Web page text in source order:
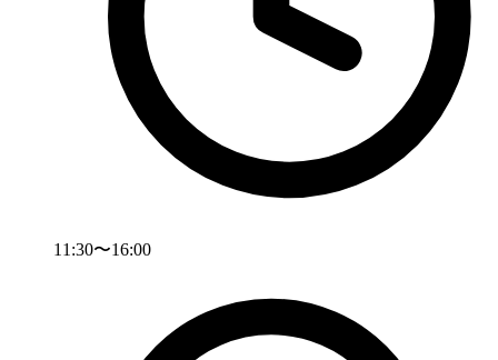
11:30〜16:00